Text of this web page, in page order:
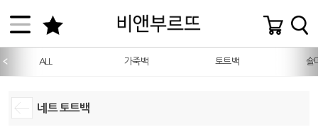
ALL 가죽백 토트백 숄
네트 토트백